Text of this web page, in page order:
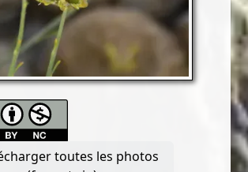
toutes les photos